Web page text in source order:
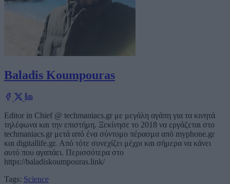
Baladis Koumpouras
Editor in Chief @ techmaniacs.gr με μεγάλη αγάπη για τα κινητά
τηλέφωνα και την επιστήμη. Ξεκίνησε το 2018 να εργάζεται στο
techmaniacs.gr μετά από ένα σύντομο πέρασμα από myphone.gr
και digitallife.gr. Από τότε συνεχίζει μέχρι και σήμερα να κάνει
αυτό που αγαπάει. Περισσότερα στο
https://baladiskoumpouras.link/
Tags: Science